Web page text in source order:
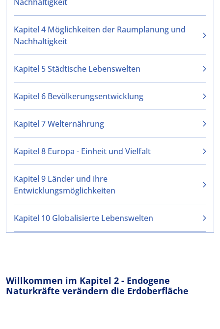
Kapitel 4 Möglichkeiten der Raumplanung und
Nachhaltigkeit
Kapitel 5 Städtische Lebenswelten
Kapitel 6 Bevölkerungsentwicklung
Kapitel 7 Welternährung
Kapitel 8 Europa - Einheit und Vielfalt
Kapitel 9 Länder und ihre
Entwicklungsmöglichkeiten
Kapitel 10 Globalisierte Lebenswelten
Willkommen im Kapitel 2 - Endogene
Naturkräfte verändern die Erdoberfläche